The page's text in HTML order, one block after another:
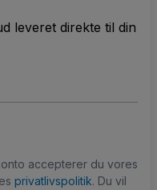
leveret direkte til din
accepterer du vores
privatlivspolitik. Du vil